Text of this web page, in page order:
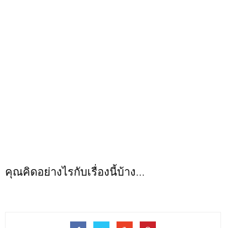
คุณคิดอย่างไรกับเรื่องนี้บ้าง...